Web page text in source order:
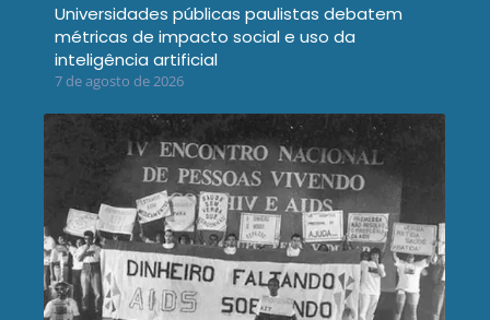
Universidades públicas paulistas debatem
métricas de impacto social e uso da
inteligência artificial
7 de agosto de 2026